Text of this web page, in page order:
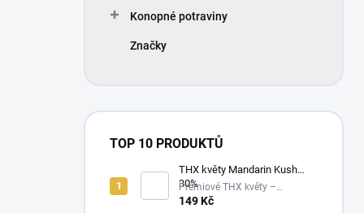
Konopné potraviny
Značky
TOP 10 PRODUKTŮ
THX květy Mandarin Kush
30%
Prémiové THX květy –
Mandarin Kush – 30%
149 Kč